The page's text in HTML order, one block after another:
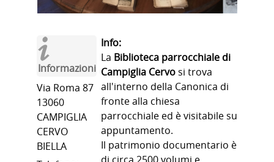
Informazioni
Via Roma 87
13060
CAMPIGLIA
CERVO
BIELLA
Info:
La Biblioteca parrocchiale di
Campiglia Cervosi trova
all'interno della Canonica di
fronte alla chiesa
parrocchiale ed è visitabile su
appuntamento.
Il patrimonio documentario è